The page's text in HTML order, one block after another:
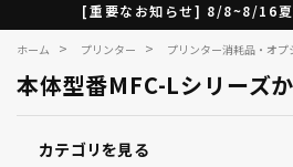
[重要なお知らせ] 8/8~8/16夏
ホーム > プリンター > プリンター消耗品・オプ
本体型番MFC-Lシリーズ
カテゴリを見る